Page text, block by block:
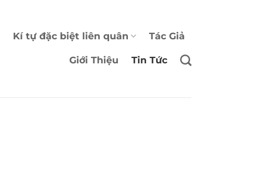
Kí tự đặc biệt liên quân Tác Giả
Giới Thiệu Tin Tức